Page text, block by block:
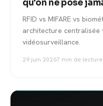
qu'on ne pose
RFID vs MIFARE vs
architecture centralisée
vidéosurveillance.
29 juin 20267 min de lecture